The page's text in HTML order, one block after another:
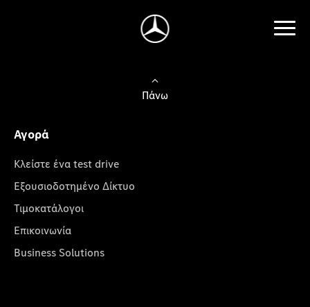
Πάνω
Αγορά
Κλείστε ένα test drive
Εξουσιοδοτημένο Δίκτυο
Τιμοκατάλογοι
Επικοινωνία
Business Solutions